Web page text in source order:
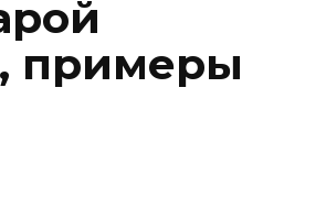
примеры